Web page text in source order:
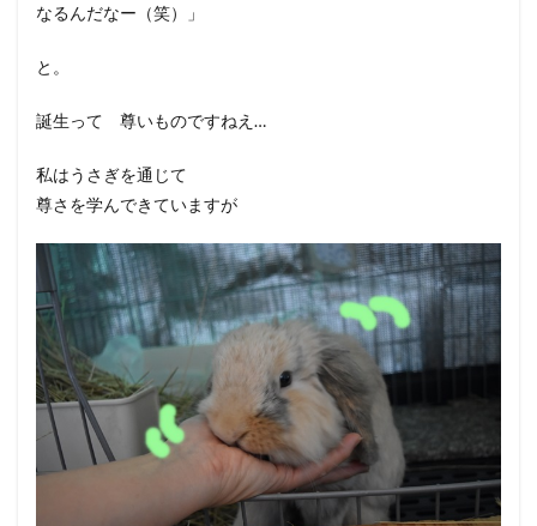
なるんだなー（笑）」
と。
誕生って 尊いものですねえ…
私はうさぎを通じて
尊さを学んできていますが